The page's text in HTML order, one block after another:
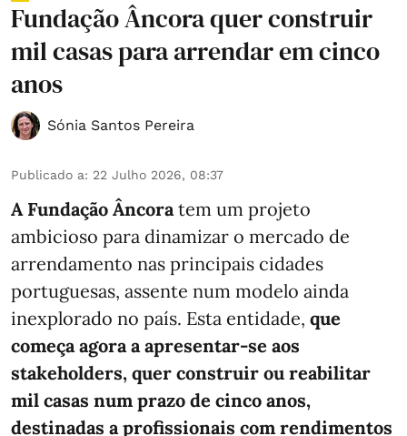
Fundação Âncora quer construir
mil casas para arrendar em cinco
anos
Sónia Santos Pereira
Publicado a: 22 Julho 2026, 08:37
A Fundação Âncoratem um projeto
ambicioso para dinamizar o mercado de
arrendamento nas principais cidades
portuguesas, assente num modelo ainda
inexplorado no país. Esta entidade, que
começa agora a apresentar-se aos
stakeholders, quer construir ou reabilitar
mil casas num prazo de cinco anos,
destinadas a profissionais com rendimentos